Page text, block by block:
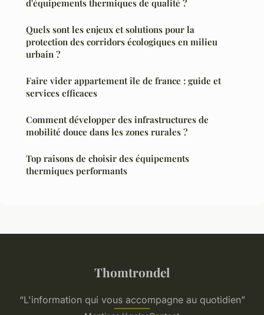
d'équipements thermiques de qualité ?
Quels sont les enjeux et solutions pour la
protection des corridors écologiques en milieu
urbain ?
Faire vider appartement île de france : guide et
services efficaces
Comment développer des infrastructures de
mobilité douce dans les zones rurales ?
Top raisons de choisir des équipements
thermiques performants
Thomtrondel
“L'information qui vous accompagne au quotidien”